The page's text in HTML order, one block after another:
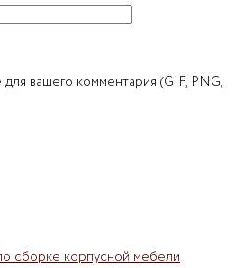
вашего комментария (GIF, PNG,
сборке корпусной мебели